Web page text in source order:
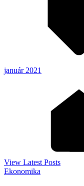
január 2021
View Latest Posts
Ekonomika